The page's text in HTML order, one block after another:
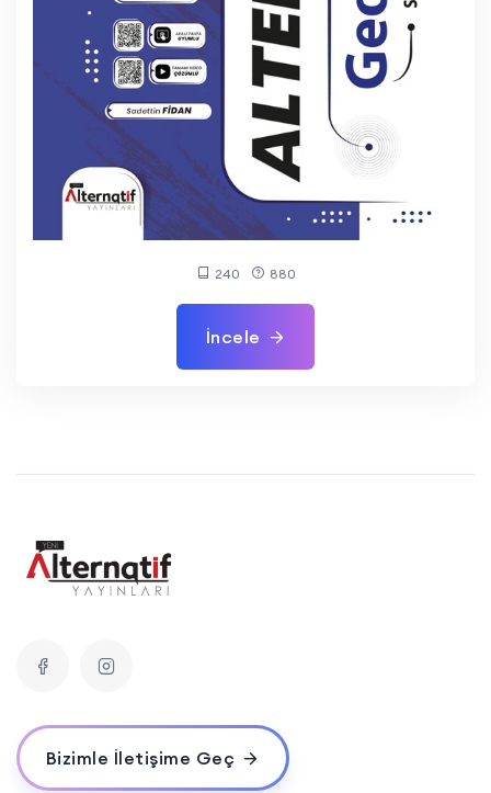
240 880
İncele
Bizimle İletişime Geç